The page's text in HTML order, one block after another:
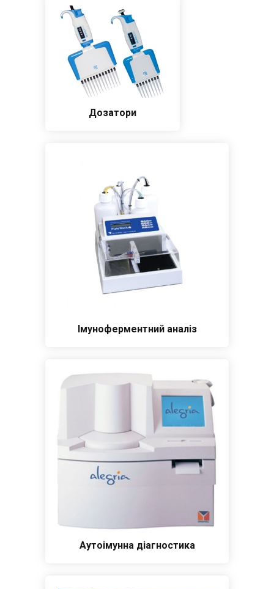
Дозатори
Імуноферментний аналіз
Аутоімунна діагностика